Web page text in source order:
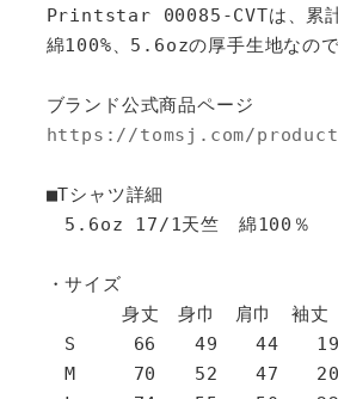
Printstar 00085-CVTは、累計
綿100%、5.6ozの厚手生地なの
ブランド公式商品ページ
https://tomsj.com/
■Tシャツ詳細
5.6oz 17/1天竺 綿100％
・サイズ
身丈 身巾 肩巾 袖丈
S 66 49 44 19
M 70 52 47 20